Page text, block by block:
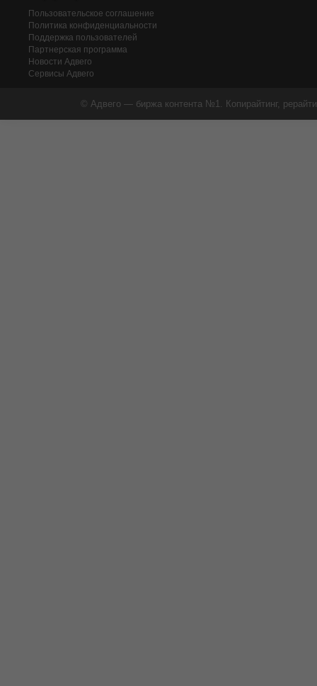
Пользовательское соглашение
Политика конфиденциальности
Поддержка пользователей
Партнерская программа
Новости Адвего
Сервисы Адвего
© Адвего — биржа контента №1. Копирайтинг,